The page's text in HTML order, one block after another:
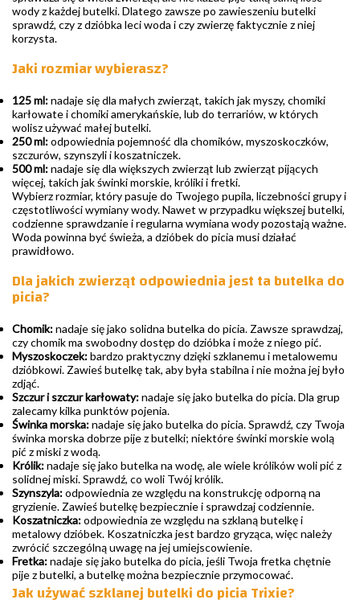
wody z każdej butelki. Dlatego zawsze po zawieszeniu butelki
sprawdź, czy z dzióbka leci woda i czy zwierzę faktycznie z niej
korzysta.
Jaki rozmiar wybierasz?
125 ml:nadaje się dla małych zwierząt, takich jak myszy, chomiki
karłowate i chomiki amerykańskie, lub do terrariów, w których
wolisz używać małej butelki.
250 ml:odpowiednia pojemność dla chomików, myszoskoczków,
szczurów, szynszyli i koszatniczek.
500 ml:nadaje się dla większych zwierząt lub zwierząt pijących
więcej, takich jak świnki morskie, króliki i fretki.
Wybierz rozmiar, który pasuje do Twojego pupila, liczebności grupy i
częstotliwości wymiany wody. Nawet w przypadku większej butelki,
codzienne sprawdzanie i regularna wymiana wody pozostają ważne.
Woda powinna być świeża, a dzióbek do picia musi działać
prawidłowo.
Dla jakich zwierząt odpowiednia jest ta butelka do
picia?
Chomik:nadaje się jako solidna butelka do picia. Zawsze sprawdzaj,
czy chomik ma swobodny dostęp do dzióbka i może z niego pić.
Myszoskoczek:bardzo praktyczny dzięki szklanemu i metalowemu
dzióbkowi. Zawieś butelkę tak, aby była stabilna i nie można jej było
zdjąć.
Szczur i szczur karłowaty:nadaje się jako butelka do picia. Dla grup
zalecamy kilka punktów pojenia.
Świnka morska:nadaje się jako butelka do picia. Sprawdź, czy Twoja
świnka morska dobrze pije z butelki; niektóre świnki morskie wolą
pić z miski z wodą.
Królik:nadaje się jako butelka na wodę, ale wiele królików woli pić z
solidnej miski. Sprawdź, co woli Twój królik.
Szynszyla:odpowiednia ze względu na konstrukcję odporną na
gryzienie. Zawieś butelkę bezpiecznie i sprawdzaj codziennie.
Koszatniczka:odpowiednia ze względu na szklaną butelkę i
metalowy dzióbek. Koszatniczka jest bardzo gryząca, więc należy
zwrócić szczególną uwagę na jej umiejscowienie.
Fretka:nadaje się jako butelka do picia, jeśli Twoja fretka chętnie
pije z butelki, a butelkę można bezpiecznie przymocować.
Jak używać szklanej butelki do picia Trixie?